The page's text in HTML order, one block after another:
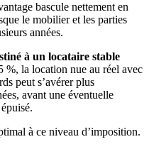
bascule nettement en
le mobilier et les parties
années.
à un locataire stable
%, la location nue au réel avec
peut s’avérer plus
avant une éventuelle
à ce niveau d’imposition.